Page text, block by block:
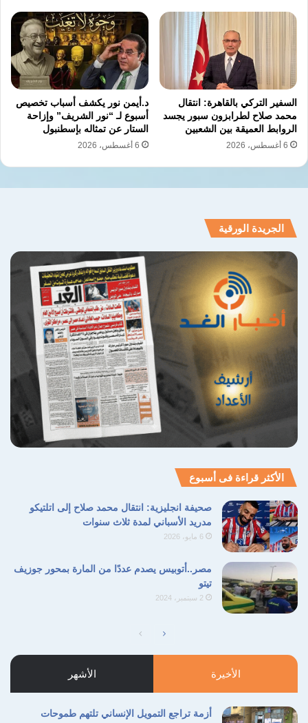
— الحملة الوطنية – بلاها انتهابات
(@BlaahaEg)
August 4, 2025
نسخ الرابط
السفير التركي بالقاهرة: انتقال
محمد صلاح لطرابزون سبور يجسد
الروابط العميقة بين الشعبين
6 أغسطس، 2026
د.أيمن نور يكشف أسباب تخصيص
أسبوع لـ “نور الشريف” وإزاحة
الستار عن تمثاله بإسطنبول
6 أغسطس، 2026
الجريدة الورقية
الأكثر قراءة فى أسبوع
صحيفة انجليزية: انتقال محمد صلاح إلى اتلتيكو
مدريد الأسباني لمدة ثلاث سنوات
6 مايو، 2026
مصر..أتوبيس يصدم عددًا من المارة بمحور جوزيف
تيتو
2 سبتمبر، 2024
الصفحة
السابقة
الصفحة
التالية
الأخيرة الأشهر
أزمة تراجع التمويل الإنساني تلتهم طموحات